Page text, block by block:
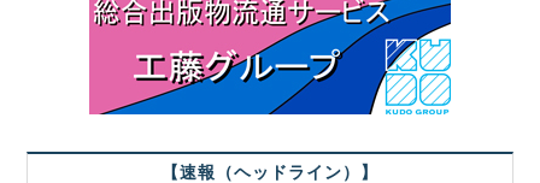
【速報（ヘッドライン）】